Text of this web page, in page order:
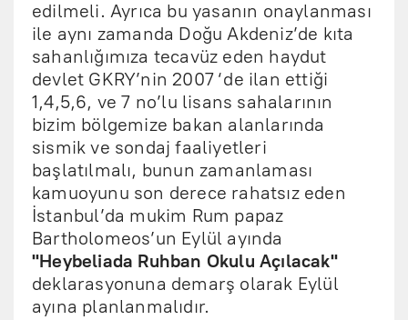
edilmeli. Ayrıca bu yasanın onaylanması
ile aynı zamanda Doğu Akdeniz’de kıta
sahanlığımıza tecavüz eden haydut
devlet GKRY’nin 2007 ‘de ilan ettiği
1,4,5,6, ve 7 no’lu lisans sahalarının
bizim bölgemize bakan alanlarında
sismik ve sondaj faaliyetleri
başlatılmalı, bunun zamanlaması
kamuoyunu son derece rahatsız eden
İstanbul’da mukim Rum papaz
Bartholomeos’un Eylül ayında
"Heybeliada Ruhban Okulu Açılacak"
deklarasyonuna demarş olarak Eylül
ayına planlanmalıdır.